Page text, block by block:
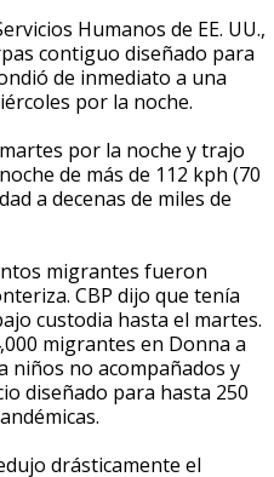
Humanos de EE. UU.,
contiguo diseñado para
de inmediato a una
por la noche.
por la noche y trajo
de más de 112 kph (70
a decenas de miles de
migrantes fueron
CBP dijo que tenía
custodia hasta el martes.
migrantes en Donna a
niños no acompañados y
diseñado para hasta 250
drásticamente el